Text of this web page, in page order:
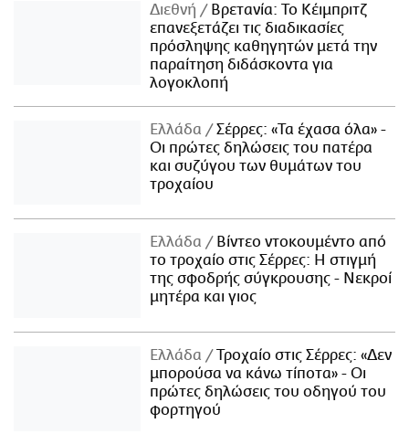
Διεθνή
Βρετανία: Το Κέιμπριτζ
επανεξετάζει τις διαδικασίες
πρόσληψης καθηγητών μετά την
παραίτηση διδάσκοντα για
λογοκλοπή
Ελλάδα
Σέρρες: «Τα έχασα όλα» -
Οι πρώτες δηλώσεις του πατέρα
και συζύγου των θυμάτων του
τροχαίου
Ελλάδα
Βίντεο ντοκουμέντο από
το τροχαίο στις Σέρρες: Η στιγμή
της σφοδρής σύγκρουσης - Νεκροί
μητέρα και γιος
Ελλάδα
Τροχαίο στις Σέρρες: «Δεν
μπορούσα να κάνω τίποτα» - Οι
πρώτες δηλώσεις του οδηγού του
φορτηγού